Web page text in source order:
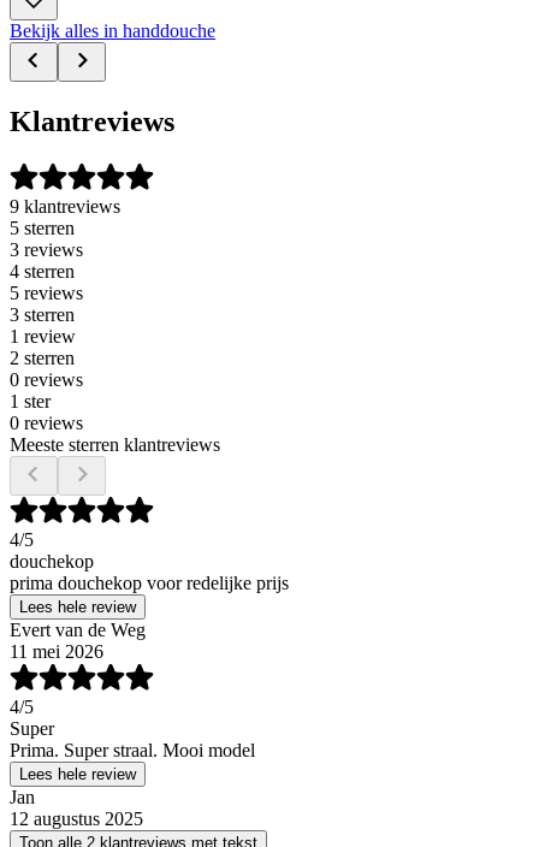
Bekijk alles in handdouche
Klantreviews
9 klantreviews
5 sterren
3 reviews
4 sterren
5 reviews
3 sterren
1 review
2 sterren
0 reviews
1 ster
0 reviews
Meeste sterren klantreviews
4/5
douchekop
prima douchekop voor redelijke prijs
Lees hele review
Evert van de Weg
11 mei 2026
4/5
Super
Prima. Super straal. Mooi model
Lees hele review
Jan
12 augustus 2025
Toon alle 2 klantreviews met tekst